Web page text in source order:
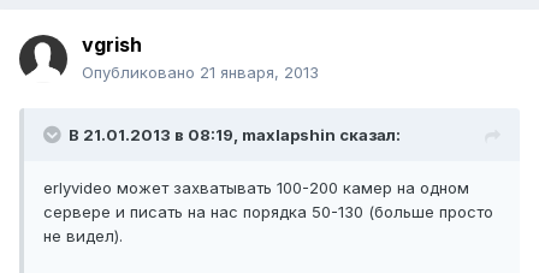
vgrish
Опубликовано 21 января, 2013
В 21.01.2013 в 08:19, maxlapshin сказал:
erlyvideo может захватывать 100-200 камер на одном
сервере и писать на нас порядка 50-130 (больше просто
не видел).